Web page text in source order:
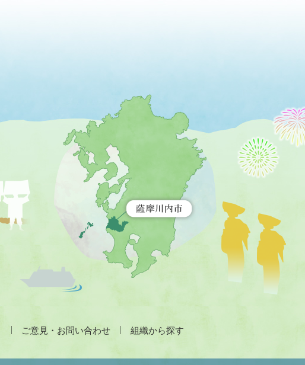
土
表
さ
ご意見・お問い合わせ 組織から探す